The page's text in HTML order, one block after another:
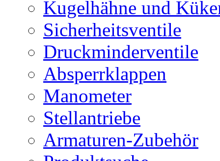
Kugelhähne und
Sicherheitsventile
Druckminderventile
Absperrklappen
Manometer
Stellantriebe
Armaturen-Zubehör